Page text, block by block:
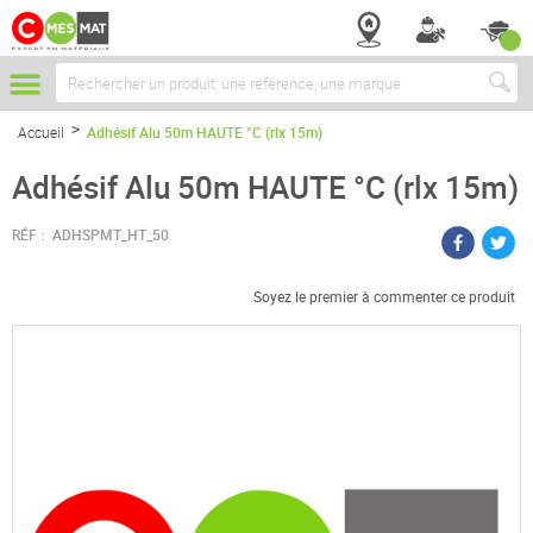
Chercher
Accueil Adhésif Alu 50m HAUTE °C (rlx 15m)
Adhésif Alu 50m HAUTE °C (rlx 15m)
RÉF : ADHSPMT_HT_50
Soyez le premier à commenter ce produit
Passer